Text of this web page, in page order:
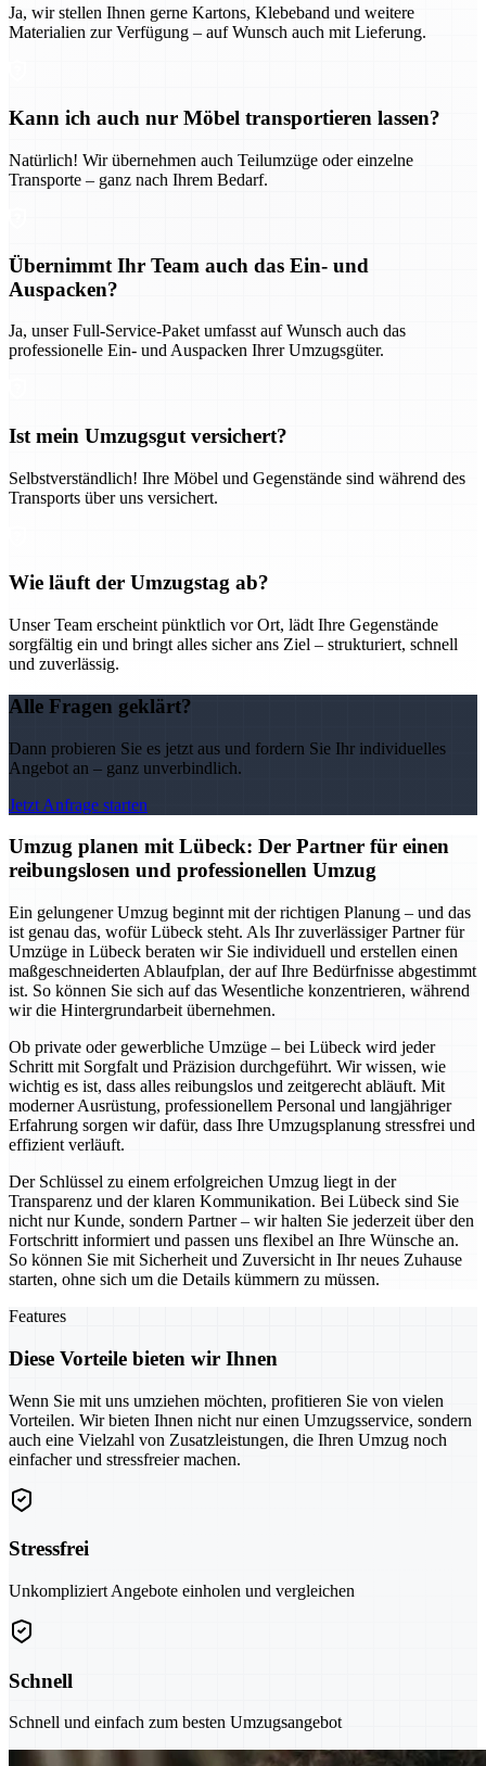
Ja, wir stellen Ihnen gerne Kartons, Klebeband und weitere
Materialien zur Verfügung – auf Wunsch auch mit Lieferung.
Kann ich auch nur Möbel transportieren lassen?
Natürlich! Wir übernehmen auch Teilumzüge oder einzelne
Transporte – ganz nach Ihrem Bedarf.
Übernimmt Ihr Team auch das Ein- und
Auspacken?
Ja, unser Full-Service-Paket umfasst auf Wunsch auch das
professionelle Ein- und Auspacken Ihrer Umzugsgüter.
Ist mein Umzugsgut versichert?
Selbstverständlich! Ihre Möbel und Gegenstände sind während des
Transports über uns versichert.
Wie läuft der Umzugstag ab?
Unser Team erscheint pünktlich vor Ort, lädt Ihre Gegenstände
sorgfältig ein und bringt alles sicher ans Ziel – strukturiert, schnell
und zuverlässig.
Alle Fragen geklärt?
Dann probieren Sie es jetzt aus und fordern Sie Ihr individuelles
Angebot an – ganz unverbindlich.
Jetzt Anfrage starten
Umzug planen mit Lübeck: Der Partner für einen
reibungslosen und professionellen Umzug
Ein gelungener Umzug beginnt mit der richtigen Planung – und das
ist genau das, wofür Lübeck steht. Als Ihr zuverlässiger Partner für
Umzüge in Lübeck beraten wir Sie individuell und erstellen einen
maßgeschneiderten Ablaufplan, der auf Ihre Bedürfnisse abgestimmt
ist. So können Sie sich auf das Wesentliche konzentrieren, während
wir die Hintergrundarbeit übernehmen.
Ob private oder gewerbliche Umzüge – bei Lübeck wird jeder
Schritt mit Sorgfalt und Präzision durchgeführt. Wir wissen, wie
wichtig es ist, dass alles reibungslos und zeitgerecht abläuft. Mit
moderner Ausrüstung, professionellem Personal und langjähriger
Erfahrung sorgen wir dafür, dass Ihre Umzugsplanung stressfrei und
effizient verläuft.
Der Schlüssel zu einem erfolgreichen Umzug liegt in der
Transparenz und der klaren Kommunikation. Bei Lübeck sind Sie
nicht nur Kunde, sondern Partner – wir halten Sie jederzeit über den
Fortschritt informiert und passen uns flexibel an Ihre Wünsche an.
So können Sie mit Sicherheit und Zuversicht in Ihr neues Zuhause
starten, ohne sich um die Details kümmern zu müssen.
Features
Diese Vorteile bieten wir Ihnen
Wenn Sie mit uns umziehen möchten, profitieren Sie von vielen
Vorteilen. Wir bieten Ihnen nicht nur einen Umzugsservice, sondern
auch eine Vielzahl von Zusatzleistungen, die Ihren Umzug noch
einfacher und stressfreier machen.
Stressfrei
Unkompliziert Angebote einholen und vergleichen
Schnell
Schnell und einfach zum besten Umzugsangebot